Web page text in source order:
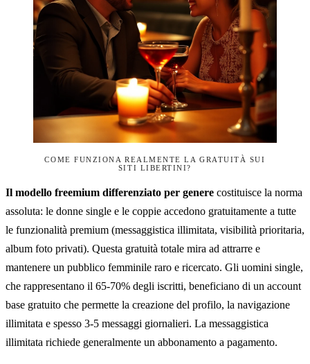
COME FUNZIONA REALMENTE LA GRATUITÀ SUI
SITI LIBERTINI?
Il modello freemium differenziato per genere costituisce la norma
assoluta: le donne single e le coppie accedono gratuitamente a tutte
le funzionalità premium (messaggistica illimitata, visibilità prioritaria,
album foto privati). Questa gratuità totale mira ad attrarre e
mantenere un pubblico femminile raro e ricercato. Gli uomini single,
che rappresentano il 65-70% degli iscritti, beneficiano di un account
base gratuito che permette la creazione del profilo, la navigazione
illimitata e spesso 3-5 messaggi giornalieri. La messaggistica
illimitata richiede generalmente un abbonamento a pagamento.